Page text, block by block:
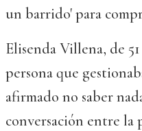
un barrido' para
Elisenda Villena, de
persona que
afirmado no saber
conversación entre la